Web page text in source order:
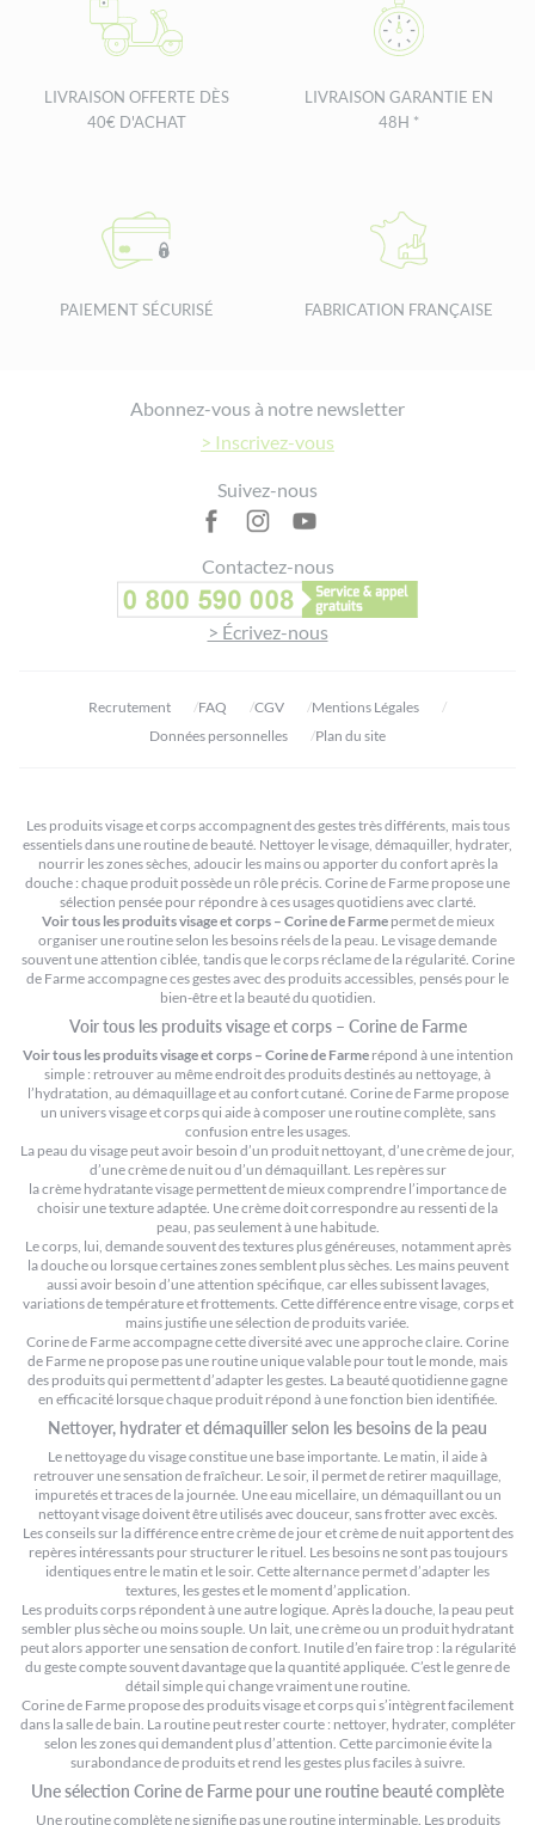
LIVRAISON OFFERTE DÈS
40€ D'ACHAT
LIVRAISON GARANTIE EN
48H *
PAIEMENT SÉCURISÉ FABRICATION FRANÇAISE
Abonnez-vous à notre newsletter
> Inscrivez-vous
Suivez-nous
Contactez-nous
> Écrivez-nous
Recrutement FAQ CGV
Mentions Légales
Données personnelles
Plan du site
Les produits visage et corps accompagnent des gestes très différents, mais tous
essentiels dans une routine de beauté. Nettoyer le visage, démaquiller, hydrater,
nourrir les zones sèches, adoucir les mains ou apporter du confort après la
douche : chaque produit possède un rôle précis. Corine de Farme propose une
sélection pensée pour répondre à ces usages quotidiens avec clarté.
Voir tous les produits visage et corps – Corine de Farmepermet de mieux
organiser une routine selon les besoins réels de la peau. Le visage demande
souvent une attention ciblée, tandis que le corps réclame de la régularité. Corine
de Farme accompagne ces gestes avec des produits accessibles, pensés pour le
bien-être et la beauté du quotidien.
Voir tous les produits visage et corps – Corine de Farme
Voir tous les produits visage et corps – Corine de Farmerépond à une intention
simple : retrouver au même endroit des produits destinés au nettoyage, à
l’hydratation, au démaquillage et au confort cutané. Corine de Farme propose
un univers visage et corps qui aide à composer une routine complète, sans
confusion entre les usages.
La peau du visage peut avoir besoin d’un produit nettoyant, d’une crème de jour,
d’une crème de nuit ou d’un démaquillant. Les repères sur
la crème hydratante visage permettent de mieux comprendre l’importance de
choisir une texture adaptée. Une crème doit correspondre au ressenti de la
peau, pas seulement à une habitude.
Le corps, lui, demande souvent des textures plus généreuses, notamment après
la douche ou lorsque certaines zones semblent plus sèches. Les mains peuvent
aussi avoir besoin d’une attention spécifique, car elles subissent lavages,
variations de température et frottements. Cette différence entre visage, corps et
mains justifie une sélection de produits variée.
Corine de Farme accompagne cette diversité avec une approche claire. Corine
de Farme ne propose pas une routine unique valable pour tout le monde, mais
des produits qui permettent d’adapter les gestes. La beauté quotidienne gagne
en efficacité lorsque chaque produit répond à une fonction bien identifiée.
Nettoyer, hydrater et démaquiller selon les besoins de la peau
Le nettoyage du visage constitue une base importante. Le matin, il aide à
retrouver une sensation de fraîcheur. Le soir, il permet de retirer maquillage,
impuretés et traces de la journée. Une eau micellaire, un démaquillant ou un
nettoyant visage doivent être utilisés avec douceur, sans frotter avec excès.
Les conseils sur ladifférence entre crème de jour et crème de nuitapportent des
repères intéressants pour structurer le rituel. Les besoins ne sont pas toujours
identiques entre le matin et le soir. Cette alternance permet d’adapter les
textures, les gestes et le moment d’application.
Les produits corps répondent à une autre logique. Après la douche, la peau peut
sembler plus sèche ou moins souple. Un lait, une crème ou un produit hydratant
peut alors apporter une sensation de confort. Inutile d’en faire trop : la régularité
du geste compte souvent davantage que la quantité appliquée. C’est le genre de
détail simple qui change vraiment une routine.
Corine de Farme propose des produits visage et corps qui s’intègrent facilement
dans la salle de bain. La routine peut rester courte : nettoyer, hydrater, compléter
selon les zones qui demandent plus d’attention. Cette parcimonie évite la
surabondance de produits et rend les gestes plus faciles à suivre.
Une sélection Corine de Farme pour une routine beauté complète
Une routine complète ne signifie pas une routine interminable. Les produits